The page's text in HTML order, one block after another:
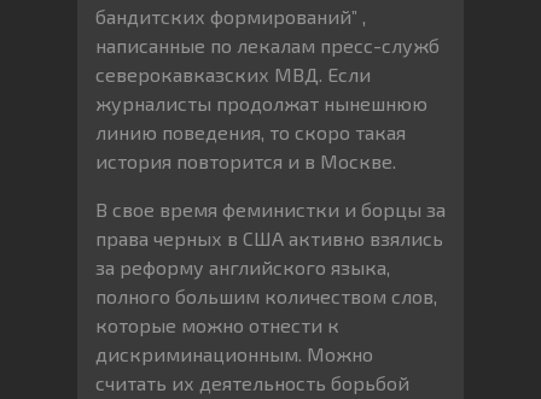
бандитских формирований” ,
написанные по лекалам пресс-служб
северокавказских МВД. Если
журналисты продолжат нынешнюю
линию поведения, то скоро такая
история повторится и в Москве.
В свое время феминистки и борцы за
права черных в США активно взялись
за реформу английского языка,
полного большим количеством слов,
которые можно отнести к
дискриминационным. Можно
считать их деятельность борьбой